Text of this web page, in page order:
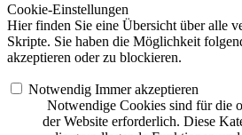
Cookie-Einstellungen
Hier finden Sie eine Übersicht über alle
Skripte. Sie haben die Möglichkeit
akzeptieren oder zu blockieren.
Notwendig Immer akzeptieren
Notwendige Cookies sind für die
der Website erforderlich. Diese